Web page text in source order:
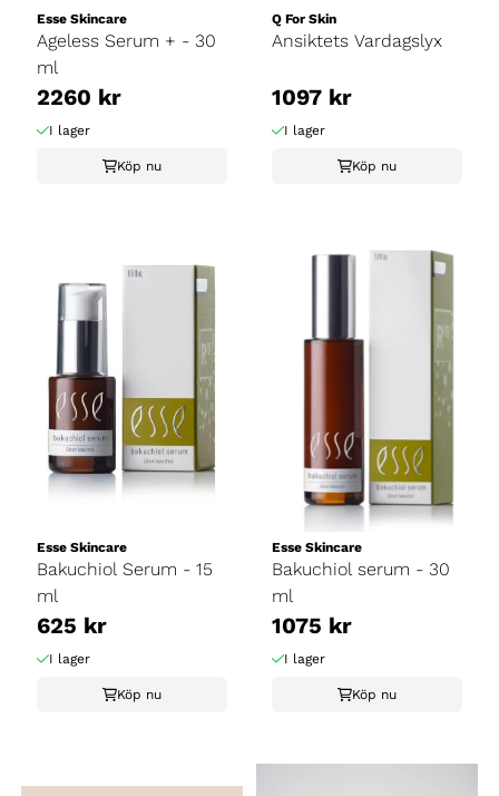
Esse Skincare
Ageless Serum + - 30
ml
2260 kr
I lager
Köp nu
Q For Skin
Ansiktets Vardagslyx
1097 kr
I lager
Köp nu
Esse Skincare
Bakuchiol Serum - 15
ml
625 kr
I lager
Köp nu
Esse Skincare
Bakuchiol serum - 30
ml
1075 kr
I lager
Köp nu